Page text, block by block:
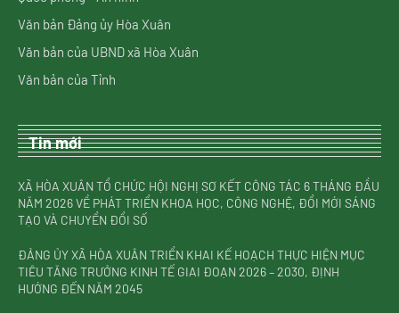
Văn bản Đảng ủy Hòa Xuân
Văn bản của UBND xã Hòa Xuân
Văn bản của Tỉnh
Tin mới
XÃ HÒA XUÂN TỔ CHỨC HỘI NGHỊ SƠ KẾT CÔNG TÁC 6 THÁNG ĐẦU
NĂM 2026 VỀ PHÁT TRIỂN KHOA HỌC, CÔNG NGHỆ, ĐỔI MỚI SÁNG
TẠO VÀ CHUYỂN ĐỔI SỐ
ĐẢNG ỦY XÃ HÒA XUÂN TRIỂN KHAI KẾ HOẠCH THỰC HIỆN MỤC
TIÊU TĂNG TRƯỞNG KINH TẾ GIAI ĐOẠN 2026 – 2030, ĐỊNH
HƯỚNG ĐẾN NĂM 2045